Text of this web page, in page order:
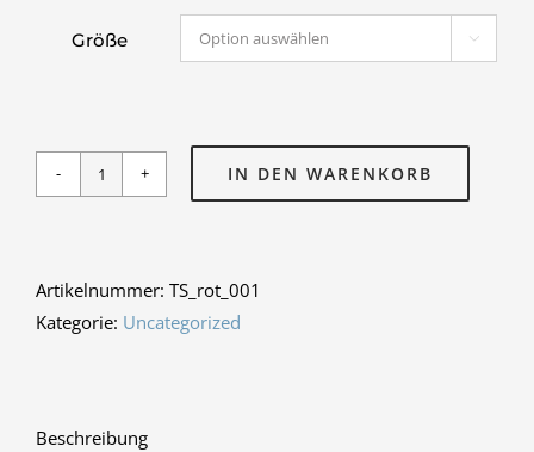
Größe 
Schul-
Menge
IN DEN WARENKORB
Artikelnummer: TS_rot_001
Kategorie: Uncategorized
Beschreibung